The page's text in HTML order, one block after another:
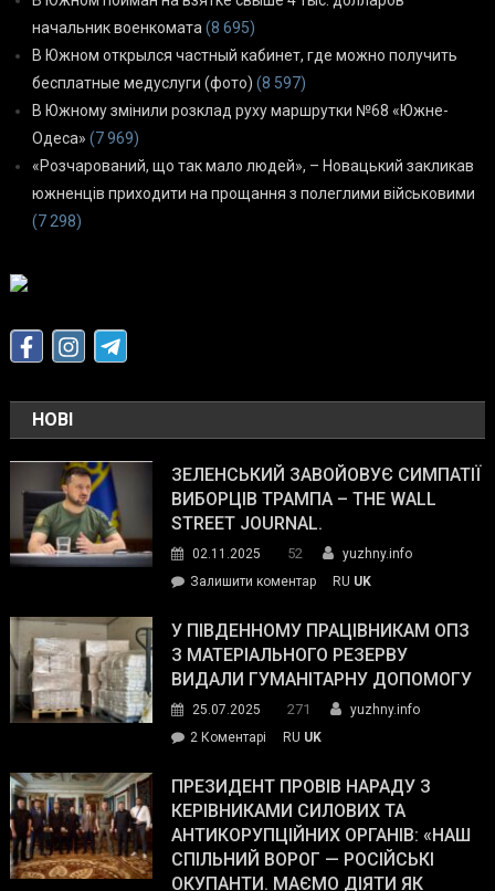
начальник военкомата (8 695)
В Южном открылся частный кабинет, где можно получить
бесплатные медуслуги (фото) (8 597)
В Южному змінили розклад руху маршрутки №68 «Южне-
Одеса» (7 969)
«Розчарований, що так мало людей», – Новацький закликав
южненців приходити на прощання з полеглими військовими
(7 298)
НОВІ
ЗЕЛЕНСЬКИЙ ЗАВОЙОВУЄ СИМПАТІЇ
ВИБОРЦІВ ТРАМПА – THE WALL
STREET JOURNAL.
02.11.2025 52
yuzhny.info
Залишити коментарon
завойовує
симпатії
виборців
The
Street
Journal.
RU UK
У ПІВДЕННОМУ ПРАЦІВНИКАМ ОПЗ
З МАТЕРІАЛЬНОГО РЕЗЕРВУ
ВИДАЛИ ГУМАНІТАРНУ ДОПОМОГУ
25.07.2025 271
yuzhny.info
2 Коментарі
Південному
працівникам
ОПЗ
з
матеріального
RU UK
ПРЕЗИДЕНТ ПРОВІВ НАРАДУ З
КЕРІВНИКАМИ СИЛОВИХ ТА
АНТИКОРУПЦІЙНИХ ОРГАНІВ: «НАШ
СПІЛЬНИЙ ВОРОГ — РОСІЙСЬКІ
ОКУПАНТИ. МАЄМО ДІЯТИ ЯК